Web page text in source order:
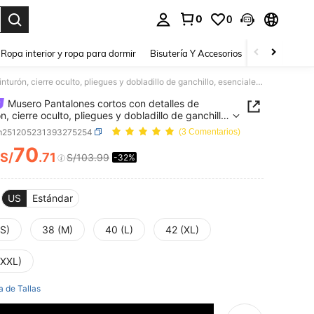
0 0
Ropa interior y ropa para dormir Bisutería Y Accesorios Zapatos
Musero Pantalones cortos con detalles de cinturón, cierre oculto, pliegues y dobladillo de ganchillo, esenciales de primavera y verano para vacaciones y playa
Musero Pantalones cortos con detalles de
cierre oculto, pliegues y dobladillo de ganchillo,
de primavera y verano para vacaciones y(3 Comentarios)
AND AVAILABILITY
S/70.71 S/103.99 -32%
US Estándar
38 (M) 40 (L) 42 (XL)
de Tallas